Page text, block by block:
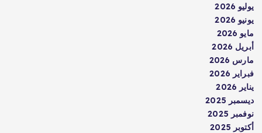
يوليو 2026
يونيو 2026
مايو 2026
أبريل 2026
مارس 2026
فبراير 2026
يناير 2026
ديسمبر 2025
نوفمبر 2025
أكتوبر 2025